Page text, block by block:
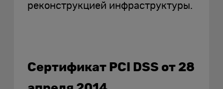
реконструкцией инфраструктуры.
Сертификат PСI DSS от 28